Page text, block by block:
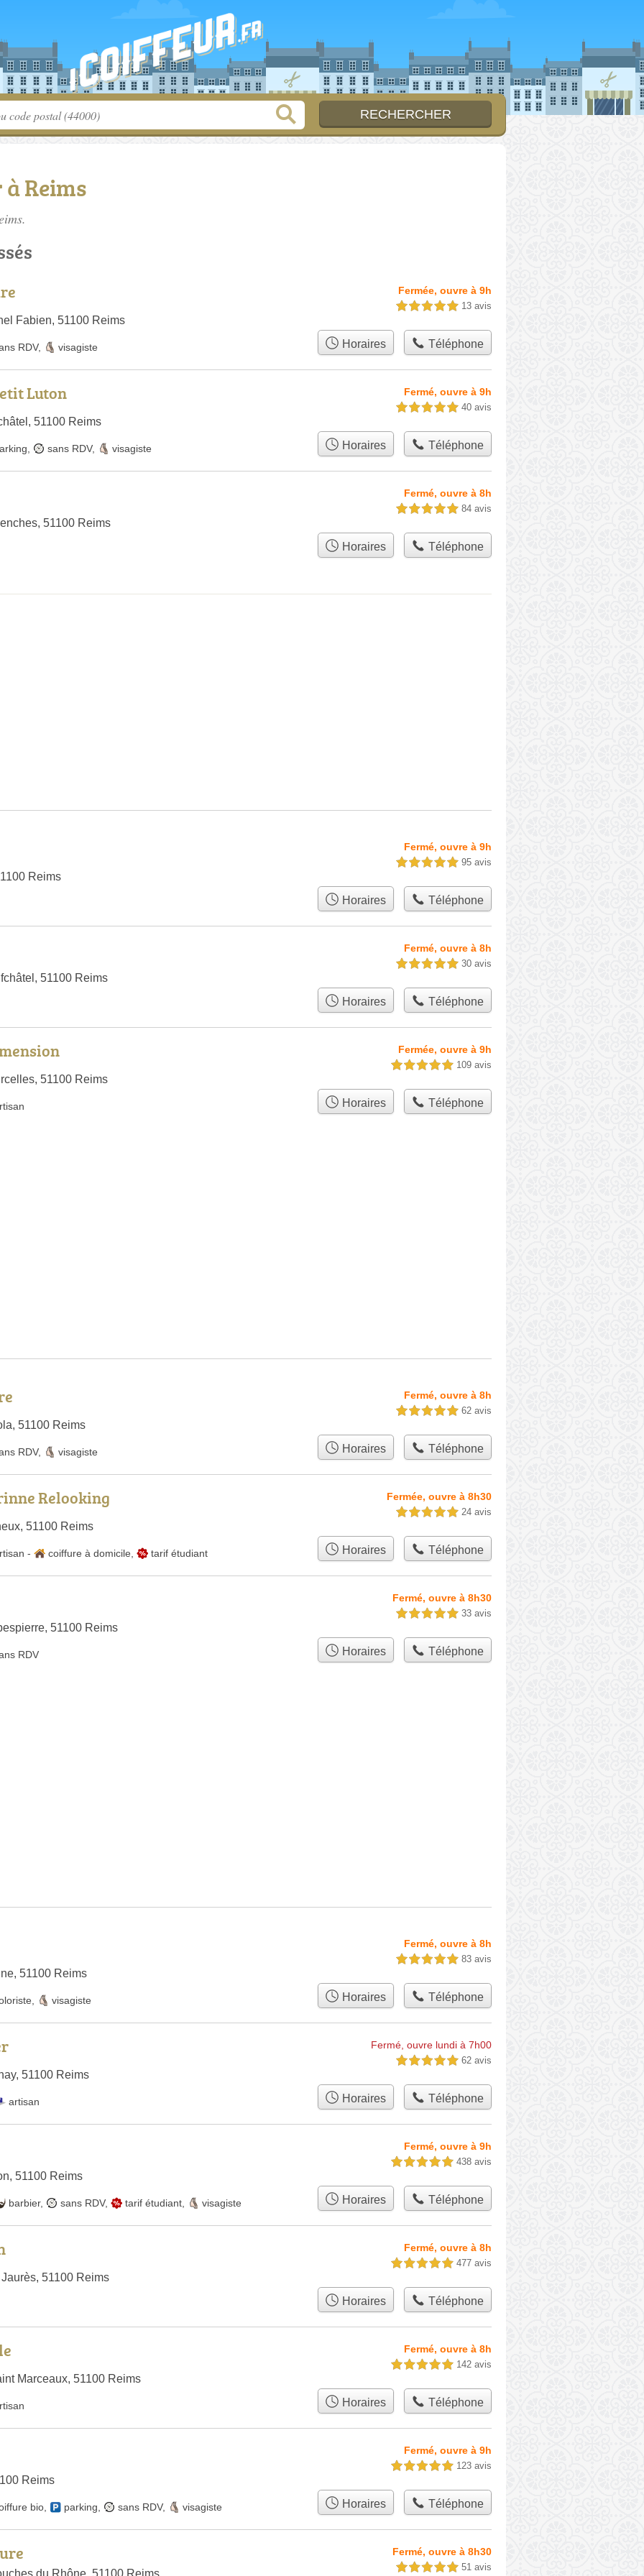
Reims
Fabien, 51100 Reims
Fermée, ouvre à 9h
5,0 étoiles sur 5 13 avis
RDV, visagiste Horaires Téléphone
Luton
51100 Reims
Fermé, ouvre à 9h
5,0 étoiles sur 5 40 avis
sans RDV, visagiste Horaires Téléphone
51100 Reims
Fermé, ouvre à 8h
5,0 étoiles sur 5 84 avis
Horaires Téléphone
Reims
Fermé, ouvre à 9h
5,0 étoiles sur 5 95 avis
Horaires Téléphone
51100 Reims
Fermé, ouvre à 8h
5,0 étoiles sur 5 30 avis
Horaires Téléphone
51100 Reims
Fermée, ouvre à 9h
5,0 étoiles sur 5 109 avis
Horaires Téléphone
51100 Reims
Fermé, ouvre à 8h
5,0 étoiles sur 5 62 avis
RDV, visagiste Horaires Téléphone
Relooking
51100 Reims
Fermée, ouvre à 8h30
5,0 étoiles sur 5 24 avis
- coiffure à domicile tarif étudiant Horaires Téléphone
51100 Reims
Fermé, ouvre à 8h30
5,0 étoiles sur 5 33 avis
RDV Horaires Téléphone
51100 Reims
Fermé, ouvre à 8h
5,0 étoiles sur 5 83 avis
visagiste Horaires Téléphone
51100 Reims
Fermé, ouvre lundi à 7h00
5,0 étoiles sur 5 62 avis
artisan Horaires Téléphone
51100 Reims
Fermé, ouvre à 9h
5,0 étoiles sur 5 438 avis
barbier, sans RDV, tarif étudiant visagiste Horaires Téléphone
51100 Reims
Fermé, ouvre à 8h
5,0 étoiles sur 5 477 avis
Horaires Téléphone
Marceaux, 51100 Reims
Fermé, ouvre à 8h
5,0 étoiles sur 5 142 avis
Horaires Téléphone
Reims
Fermé, ouvre à 9h
5,0 étoiles sur 5 123 avis
bio parking sans RDV, visagiste Horaires Téléphone
du Rhône, 51100 Reims
Fermé, ouvre à 8h30
5,0 étoiles sur 5 51 avis